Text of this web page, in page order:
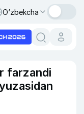
O‘zbekcha
farzandi